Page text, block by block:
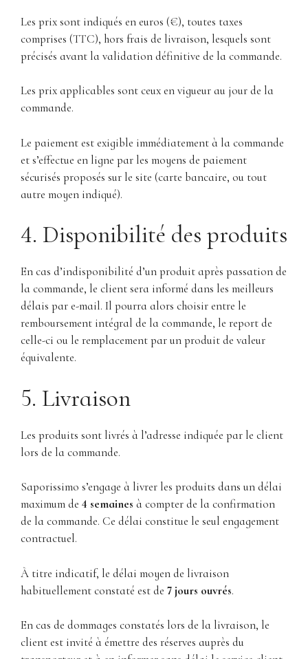
Les prix sont indiqués en euros (€), toutes taxes
comprises (TTC), hors frais de livraison, lesquels sont
précisés avant la validation définitive de la commande.
Les prix applicables sont ceux en vigueur au jour de la
commande.
Le paiement est exigible immédiatement à la commande
et s’effectue en ligne par les moyens de paiement
sécurisés proposés sur le site (carte bancaire, ou tout
autre moyen indiqué).
4. Disponibilité des produits
En cas d’indisponibilité d’un produit après passation de
la commande, le client sera informé dans les meilleurs
délais par e-mail. Il pourra alors choisir entre le
remboursement intégral de la commande, le report de
celle-ci ou le remplacement par un produit de valeur
équivalente.
5. Livraison
Les produits sont livrés à l’adresse indiquée par le client
lors de la commande.
Saporissimo s’engage à livrer les produits dans un délai
maximum de 4 semaines à compter de la confirmation
de la commande. Ce délai constitue le seul engagement
contractuel.
À titre indicatif, le délai moyen de livraison
habituellement constaté est de 7 jours ouvrés.
En cas de dommages constatés lors de la livraison, le
client est invité à émettre des réserves auprès du